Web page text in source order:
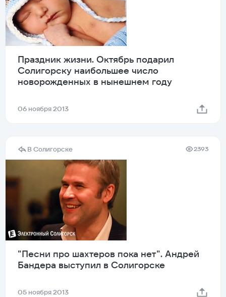
Праздник жизни. Октябрь подарил
Солигорску наибольшее число
новорожденных в нынешнем году
06 ноября 2013
В Солигорске 2393
"Песни про шахтеров пока нет". Андрей
Бандера выступил в Солигорске
05 ноября 2013